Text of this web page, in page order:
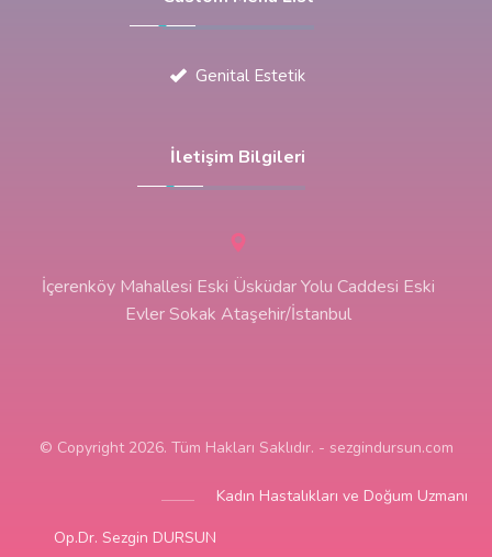
Genital Estetik
İletişim Bilgileri
İçerenköy Mahallesi Eski Üsküdar Yolu Caddesi Eski
Evler Sokak Ataşehir/İstanbul
© Copyright 2026. Tüm Hakları Saklıdır. - sezgindursun.com
Kadın Hastalıkları ve Doğum Uzmanı
Op.Dr. Sezgin DURSUN